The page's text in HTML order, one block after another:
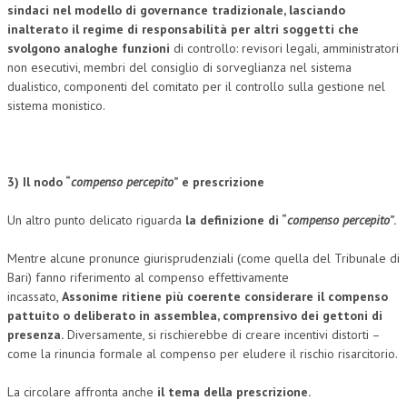
sindaci nel modello di governance tradizionale, lasciando
inalterato il regime di responsabilità per altri soggetti che
svolgono analoghe funzioni di controllo: revisori legali, amministratori
non esecutivi, membri del consiglio di sorveglianza nel sistema
dualistico, componenti del comitato per il controllo sulla gestione nel
sistema monistico.
3) Il nodo “compenso percepito” e prescrizione
Un altro punto delicato riguarda la definizione di “compenso percepito”.
Mentre alcune pronunce giurisprudenziali (come quella del Tribunale di
Bari) fanno riferimento al compenso effettivamente
incassato, Assonime ritiene più coerente considerare il compenso
pattuito o deliberato in assemblea, comprensivo dei gettoni di
presenza. Diversamente, si rischierebbe di creare incentivi distorti –
come la rinuncia formale al compenso per eludere il rischio risarcitorio.
La circolare affronta anche il tema della prescrizione.